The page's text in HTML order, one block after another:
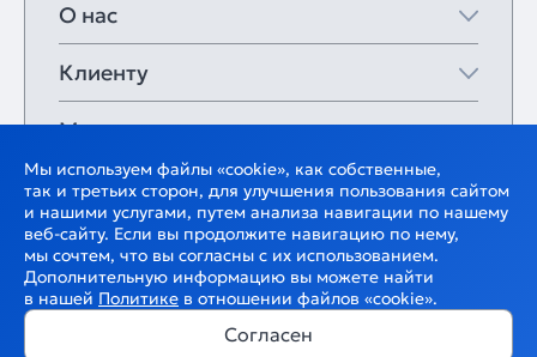
О нас
Клиенту
Мои закладки
Мы используем файлы «cookie», как собственные,
так и третьих сторон, для улучшения пользования сайтом
и нашими услугами, путем анализа навигации по нашему
веб-сайту. Если вы продолжите навигацию по нему,
мы сочтем, что вы согласны с их использованием.
Дополнительную информацию вы можете найти
в нашей Политике в отношении файлов «cookie».
Согласен